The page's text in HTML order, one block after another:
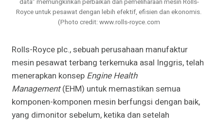
data” memungkinkan perbaikan dan pemeliharaan mesin Rolls-
Royce untuk pesawat dengan lebih efektif, efisien dan ekonomis.
(Photo credit: www.rolls-royce.com
Rolls-Royce plc., sebuah perusahaan manufaktur
mesin pesawat terbang terkemuka asal Inggris, telah
menerapkan konsep Engine Health
Management(EHM) untuk memastikan semua
komponen-komponen mesin berfungsi dengan baik,
yang dimonitor sebelum, ketika dan setelah